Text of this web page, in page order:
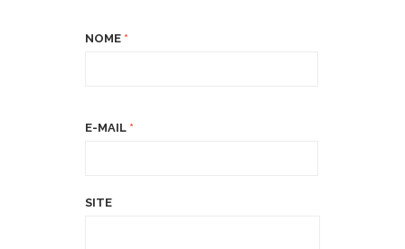
NOME *
E-MAIL *
SITE